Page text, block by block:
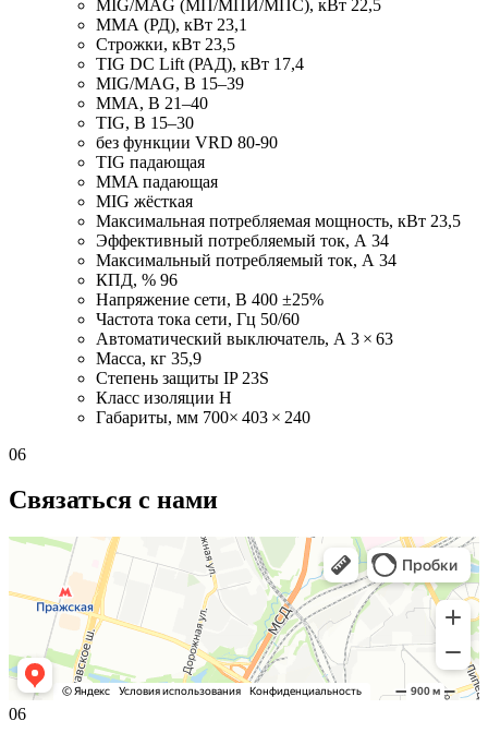
MIG/MAG (МП/МПИ/МПС), кВт 22,5
ММА (РД), кВт 23,1
Строжки, кВт 23,5
TIG DC Lift (РАД), кВт 17,4
MIG/MAG, В 15–39
MMA, В 21–40
TIG, В 15–30
без функции VRD 80-90
TIG падающая
MMA падающая
MIG жёсткая
Максимальная потребляемая мощность, кВт 23,5
Эффективный потребляемый ток, А 34
Максимальный потребляемый ток, А 34
КПД, % 96
Напряжение сети, В 400 ±25%
Частота тока сети, Гц 50/60
Автоматический выключатель, А 3 × 63
Масса, кг 35,9
Степень защиты IP 23S
Класс изоляции Н
Габариты, мм 700× 403 × 240
06
Связаться с нами
06